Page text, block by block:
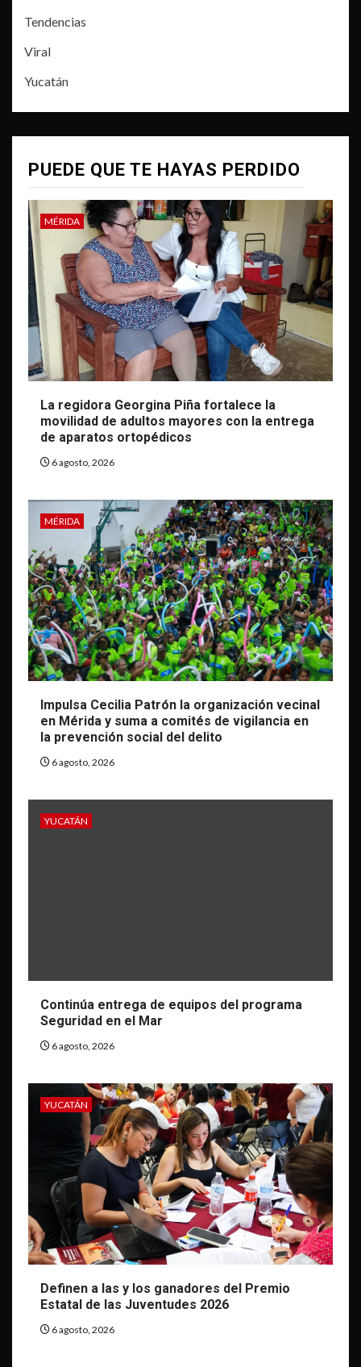
Tendencias
Viral
Yucatán
PUEDE QUE TE HAYAS PERDIDO
MÉRIDA
La regidora Georgina Piña fortalece la
movilidad de adultos mayores con la entrega
de aparatos ortopédicos
6 agosto, 2026
MÉRIDA
Impulsa Cecilia Patrón la organización vecinal
en Mérida y suma a comités de vigilancia en
la prevención social del delito
6 agosto, 2026
YUCATÁN
Continúa entrega de equipos del programa
Seguridad en el Mar
6 agosto, 2026
YUCATÁN
Definen a las y los ganadores del Premio
Estatal de las Juventudes 2026
6 agosto, 2026